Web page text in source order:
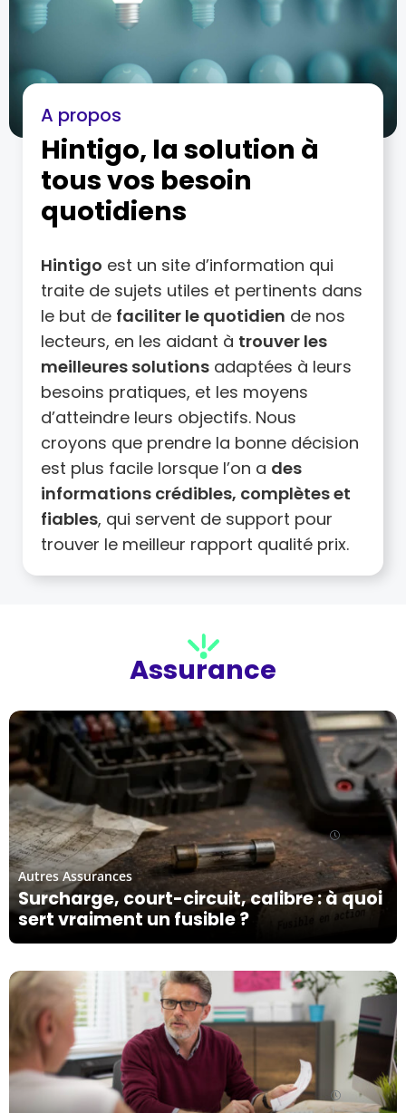
A propos
Hintigo, la solution à
tous vos besoin
quotidiens
Hintigo est un site d’information qui
traite de sujets utiles et pertinents dans
le but de faciliter le quotidien de nos
lecteurs, en les aidant à trouver les
meilleures solutions adaptées à leurs
besoins pratiques, et les moyens
d’atteindre leurs objectifs. Nous
croyons que prendre la bonne décision
est plus facile lorsque l’on a des
informations crédibles, complètes et
fiables, qui servent de support pour
trouver le meilleur rapport qualité prix.
Assurance
Surcharge, court-circuit, calibre : à quoi
sert vraiment un fusible ?
Autres Assurances
03/08/26
20/03/26